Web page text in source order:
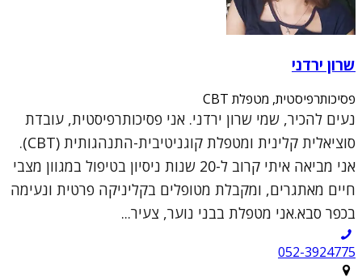
שרון ירדני
פסיכותרפיסטית, מטפלת CBT
נעים להכיר, שמי שרון ירדני. אני פסיכותרפיסטית, עובדת
סוציאלית קלינית ומטפלת קוגניטיבית-התנהגותית (CBT).
אני מביאה איתי קרוב ל-20 שנות ניסיון בטיפול במגוון מצבי
חיים מאתגרים, ומקבלת מטופלים בקליניקה פרטית ונעימה
בכפר סבא.אני מטפלת בבני נוער, צעיר...
052-3924775